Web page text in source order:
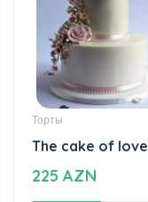
Торты
The cake of love
225 AZN